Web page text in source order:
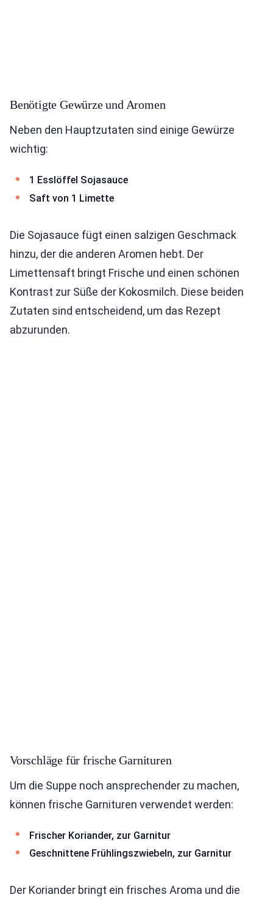
Benötigte Gewürze und Aromen
Neben den Hauptzutaten sind einige Gewürze
wichtig:
1 Esslöffel Sojasauce
Saft von 1 Limette
Die Sojasauce fügt einen salzigen Geschmack
hinzu, der die anderen Aromen hebt. Der
Limettensaft bringt Frische und einen schönen
Kontrast zur Süße der Kokosmilch. Diese beiden
Zutaten sind entscheidend, um das Rezept
abzurunden.
Vorschläge für frische Garnituren
Um die Suppe noch ansprechender zu machen,
können frische Garnituren verwendet werden:
Frischer Koriander, zur Garnitur
Geschnittene Frühlingszwiebeln, zur Garnitur
Der Koriander bringt ein frisches Aroma und die